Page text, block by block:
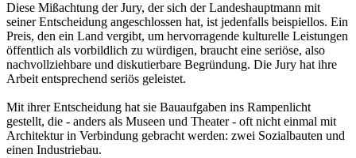
Diese Mißachtung der Jury, der sich der Landeshauptmann mit
seiner Entscheidung angeschlossen hat, ist jedenfalls beispiellos. Ein
Preis, den ein Land vergibt, um hervorragende kulturelle Leistungen
öffentlich als vorbildlich zu würdigen, braucht eine seriöse, also
nachvollziehbare und diskutierbare Begründung. Die Jury hat ihre
Arbeit entsprechend seriös geleistet.
Mit ihrer Entscheidung hat sie Bauaufgaben ins Rampenlicht
gestellt, die - anders als Museen und Theater - oft nicht einmal mit
Architektur in Verbindung gebracht werden: zwei Sozialbauten und
einen Industriebau.